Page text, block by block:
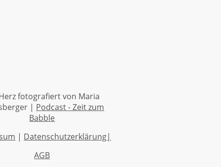
fotografiert von Maria
| Podcast - Zeit zum
Babble
| Datenschutzerklärung|
AGB